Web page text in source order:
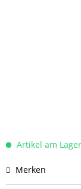
Artikel am
Merken